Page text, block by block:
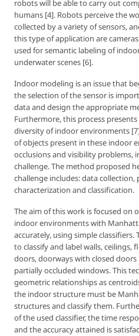
robots will be able to carry out
humans [4]. Robots perceive the
collected by a variety of sensors,
this type of application are
used for semantic labeling of
underwater scenes [6].
Indoor modeling is an issue that
the selection of the sensor is
data and design the appropriate
Furthermore, this process
diversity of indoor environments
of objects present in these indoor
occlusions and visibility problems,
challenge. The method proposed
challenge includes: data
characterization and classification.
The aim of this work is focused on
indoor environments with
accurately, using simple
to classify and label walls, ceilings,
doors, doorways with closed doors
partially occluded windows. This
geometric relationships as
the indoor structure must be
structures and classify them.
of the used classifier, the time
and the accuracy attained is